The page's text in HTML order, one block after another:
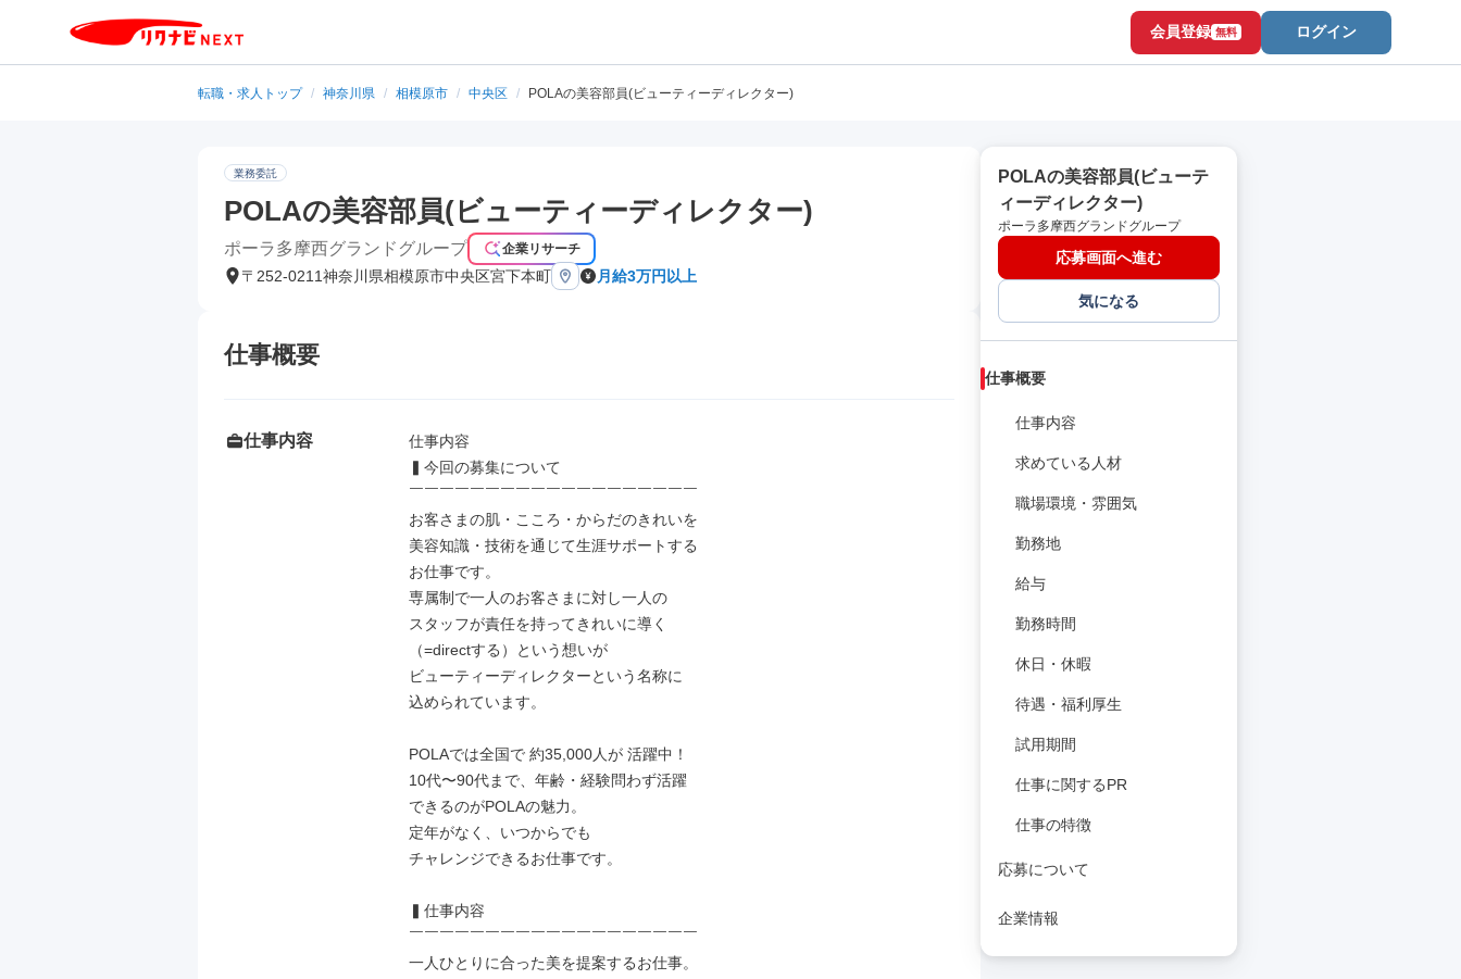
会員登録 無料 ログイン
転職・求人トップ / 神奈川県 / 相模原市 / 中央区 / POLAの美容部員(ビューティーディレクター)
業務委託
POLAの美容部員(ビューティーディレクター)
ポーラ多摩西グランドグループ 企業リサーチ
〒252-0211神奈川県相模原市中央区宮下本町 月給3万円以上
仕事概要
仕事内容
仕事内容
▍今回の募集について
￣￣￣￣￣￣￣￣￣￣￣￣￣￣￣￣￣￣￣
お客さまの肌・こころ・からだのきれいを
美容知識・技術を通じて⽣涯サポートする
お仕事です。
専属制で⼀⼈のお客さまに対し⼀⼈の
スタッフが責任を持ってきれいに導く
（=directする）という想いが
ビューティーディレクターという名称に
込められています。
POLAでは全国で 約35,000⼈が 活躍中！
10代〜90代まで、年齢・経験問わず活躍
できるのがPOLAの魅⼒。
定年がなく、いつからでも
チャレンジできるお仕事です。
▍仕事内容
￣￣￣￣￣￣￣￣￣￣￣￣￣￣￣￣￣￣￣
⼀⼈ひとりに合った美を提案するお仕事。
POLAの美容部員(ビューテ
ィーディレクター)
ポーラ多摩西グランドグループ
応募画面へ進む
気になる
仕事概要
仕事内容
求めている人材
職場環境・雰囲気
勤務地
給与
勤務時間
休日・休暇
待遇・福利厚生
試用期間
仕事に関するPR
仕事の特徴
応募について
企業情報